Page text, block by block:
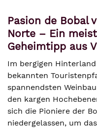
Pasion de Bobal
Norte – Ein
Geheimtipp aus
Im bergigen
bekannten
spannendsten
den kargen
sich die Pioniere der
niedergelassen, um